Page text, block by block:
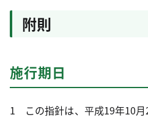
附則
施行期日
1 この指針は、平成19年10月